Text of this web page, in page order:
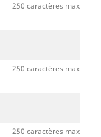
250 caractères max
250 caractères max
250 caractères max